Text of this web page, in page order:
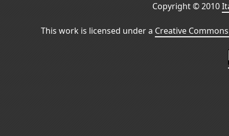
Copyright © 2010
This work is licensed under a Creative